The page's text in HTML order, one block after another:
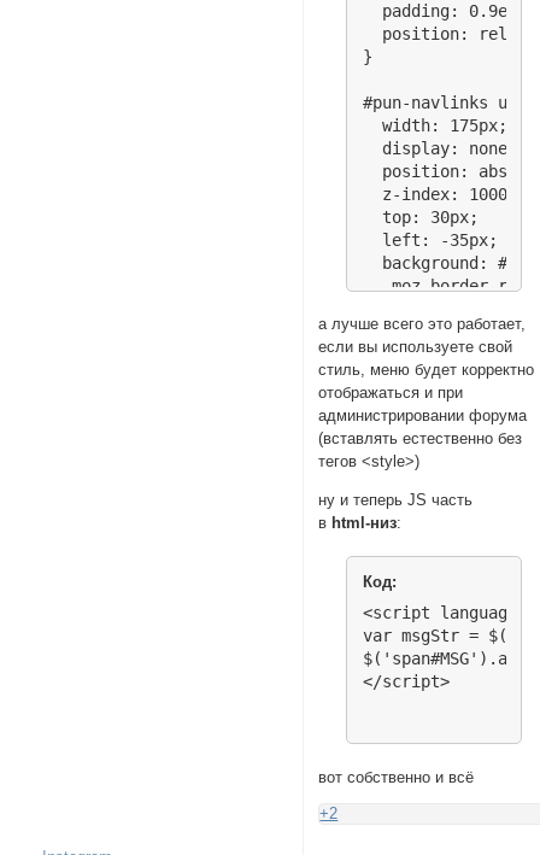
padding: 0.9em
position:
}
#pun-navlinks
  width: 175px;
  display: none;
position:
  z-index: 10000;
  top: 30px;
  left: -35px;
background:
-moz-border-
-khtml-border-
border-radius:
}
#pun-
  float: left;
  display: block;
  width: 100%;
text-align:
padding: 0.5em
margin: 0
position:
}
#pun-navlinks ul
/* 2nd Menu */
а лучше всего это работает,
если вы используете свой
стиль, меню будет корректно
отображаться и при
администрировании форума
(вставлять естественно без
тегов <style>)
ну и теперь JS часть
в html-низ:
Код:
<script
var msgStr =
</script>
вот собственно и всё
+2